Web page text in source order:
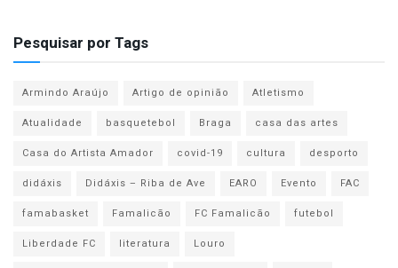
Pesquisar por Tags
Armindo Araújo Artigo de opinião
Atletismo
Atualidade
basquetebol Braga
casa das artes
Casa do Artista Amador
covid-19 cultura
desporto
didáxis
Didáxis – Riba de Ave EARO Evento
FAC
famabasket
Famalicão FC Famalicão
futebol
Liberdade FC
literatura
Louro